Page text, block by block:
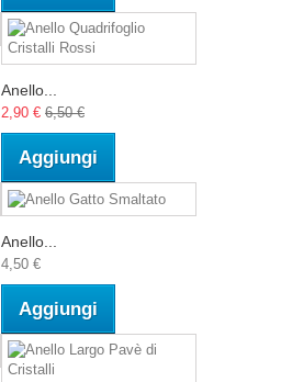
Anello...
2,90 € 6,50 €
Aggiungi
Anello...
4,50 €
Aggiungi